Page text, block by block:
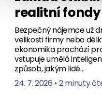
realitní fondy
Bezpečný nájemce už
velikosti firmy nebo
ekonomika prochází
vstupuje umělá
způsob, jakým lidé…
24. 7. 2026 • 2 minuty